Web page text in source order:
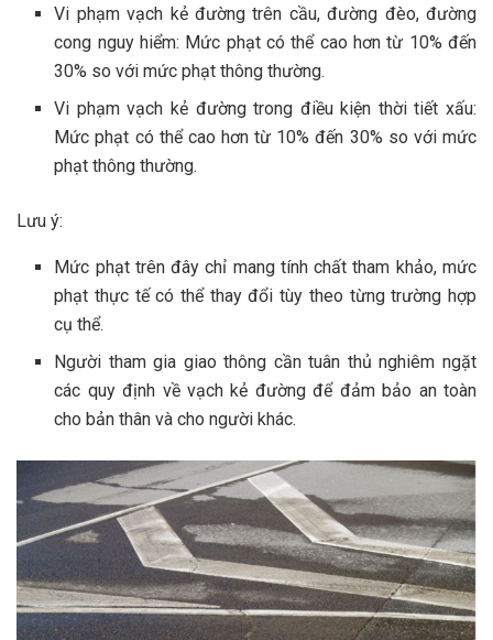
Vi phạm vạch kẻ đường trên cầu, đường đèo, đường
cong nguy hiểm: Mức phạt có thể cao hơn từ 10% đến
30% so với mức phạt thông thường.
Vi phạm vạch kẻ đường trong điều kiện thời tiết xấu:
Mức phạt có thể cao hơn từ 10% đến 30% so với mức
phạt thông thường.
Lưu ý:
Mức phạt trên đây chỉ mang tính chất tham khảo, mức
phạt thực tế có thể thay đổi tùy theo từng trường hợp
cụ thể.
Người tham gia giao thông cần tuân thủ nghiêm ngặt
các quy định về vạch kẻ đường để đảm bảo an toàn
cho bản thân và cho người khác.